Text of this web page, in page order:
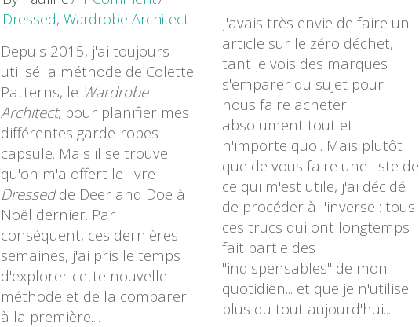
Dressed, Wardrobe Architect
Depuis 2015, j'ai toujours
utilisé la méthode de Colette
Patterns, le Wardrobe
Architect, pour planifier mes
différentes garde-robes
capsule. Mais il se trouve
qu'on m'a offert le livre
Dressedde Deer and Doe à
Noël dernier. Par
conséquent, ces dernières
semaines, j'ai pris le temps
d'explorer cette nouvelle
méthode et de la comparer
à la première.
J'avais très envie de faire un
article sur le zéro déchet,
tant je vois des marques
s'emparer du sujet pour
nous faire acheter
absolument tout et
n'importe quoi. Mais plutôt
que de vous faire une liste de
ce qui m'est utile, j'ai décidé
de procéder à l'inverse : tous
ces trucs qui ont longtemps
fait partie des
"indispensables" de mon
quotidien... et que je n'utilise
plus du tout aujourd'hui.